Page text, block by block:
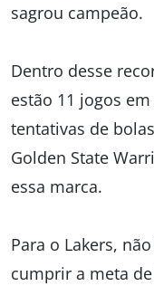
sagrou campeão.
Dentro desse
estão 11 jogos
tentativas de
Golden State
essa marca.
Para o Lakers,
cumprir a meta